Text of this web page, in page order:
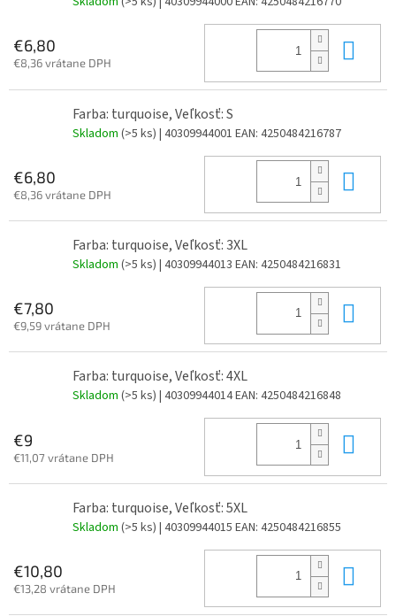
€6,80
€8,36 vrátane DPH
Farba: turquoise, Veľkosť: S
Skladom (>5 ks) | 40309944001 EAN: 4250484216787
€6,80
€8,36 vrátane DPH
Farba: turquoise, Veľkosť: 3XL
Skladom (>5 ks) | 40309944013 EAN: 4250484216831
€7,80
€9,59 vrátane DPH
Farba: turquoise, Veľkosť: 4XL
Skladom (>5 ks) | 40309944014EAN: 4250484216848
€9
€11,07 vrátane DPH
Farba: turquoise, Veľkosť: 5XL
Skladom (>5 ks) | 40309944015 EAN: 4250484216855
€10,80
€13,28 vrátane DPH